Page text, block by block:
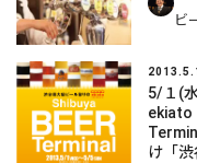
ビ
5/１(
ekiato
け「渋